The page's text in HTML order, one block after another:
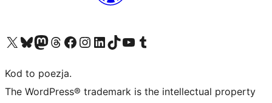
Odwiedź nasze konto X (dawniej Twitter)
Odwiedź nasze konto Bluesky
Odwiedź nasze konto na Mastodoncie
Odwiedź naszego Threadsa
Odwiedź naszego Facebooka
Odwiedź nasze konto na Instagramie
Odwiedź nasze konto na LinkedIn
Odwiedź naszego TikToka
Odwiedź nasz kanał YouTube
Odwiedź naszego Tumblra
Kod to poezja.
The WordPress® trademark is the intellectual property